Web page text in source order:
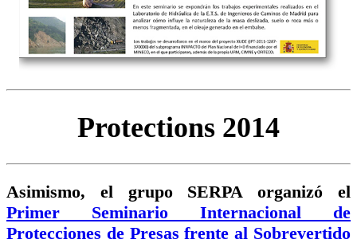
Protections 2014
Asimismo, el grupo SERPA organizó el
Primer Seminario Internacional de
Protecciones de Presas frente al Sobrevertido